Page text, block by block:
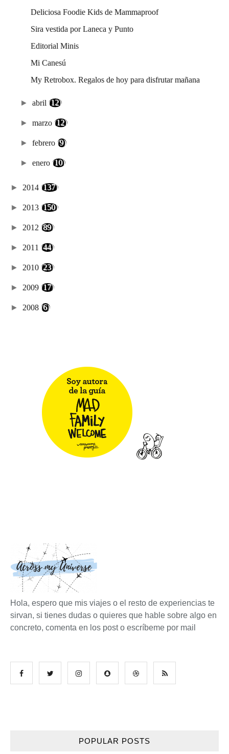
Deliciosa Foodie Kids de Mammaproof
Sira vestida por Laneca y Punto
Editorial Minis
Mi Canesú
My Retrobox. Regalos de hoy para disfrutar mañana
►abril (12)
►marzo (12)
►febrero(9)
►enero (10)
► 2014 (137)
► 2013 (150)
► 2012 (89)
► 2011 (44)
► 2010 (23)
► 2009 (17)
► 2008 (6)
Hola, espero que mis viajes o el resto de experiencias te
sirvan, si tienes dudas o quieres que hable sobre algo en
concreto, comenta en los post o escríbeme por mail
POPULAR POSTS